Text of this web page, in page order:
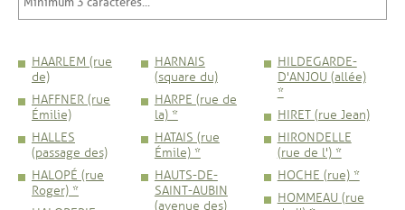
HAARLEM (rue
de)
HAFFNER (rue
Émilie)
HALLES
(passage des)
HALOPÉ (rue
Roger) *
HARNAIS
(square du)
HARPE (rue de
la) *
HATAIS (rue
Émile) *
HAUTS-DE-
SAINT-AUBIN
(avenue des)
HILDEGARDE-
D'ANJOU (allée)
*
HIRET (rue Jean)
HIRONDELLE
(rue de l') *
HOCHE (rue) *
HOMMEAU (rue